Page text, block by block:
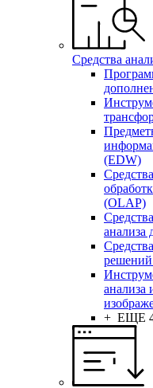
Средства
(EDW)
(OLAP)
анализа
анализа
+ ЕЩЕ